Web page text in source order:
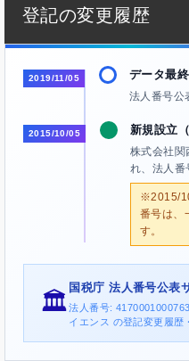
登記の変更履歴
2019/11/05 データ最
法人番号公
2015/10/05 新規設立
株式会社関
れ、法人番
※2015/
番号は、
す。
🏛️
国税庁 法人番号公表
法人番号:
イエンス の登記変更履歴